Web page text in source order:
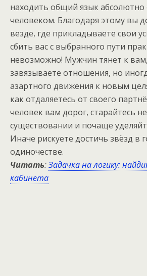
находить общий язык
человеком. Благодаря этому вы
везде, где прикладываете свои
сбить вас с выбранного пути
невозможно! Мужчин тянет к
завязываете отношения, но
азартного движения к новым
как отдаляетесь от своего
человек вам дорог, старайтесь
существовании и почаще
Иначе рискуете достичь звёзд в
одиночестве.
Читать:Задачка на логику:
кабинета